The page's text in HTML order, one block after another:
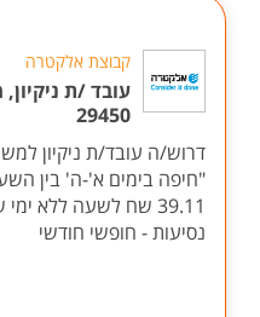
קבוצת אלקטרה
עובד /ת
29450
דרוש/ה עובד/ת ניקיון
39.11 שח לשעה ללא
נסיעות - חופשי חודשי